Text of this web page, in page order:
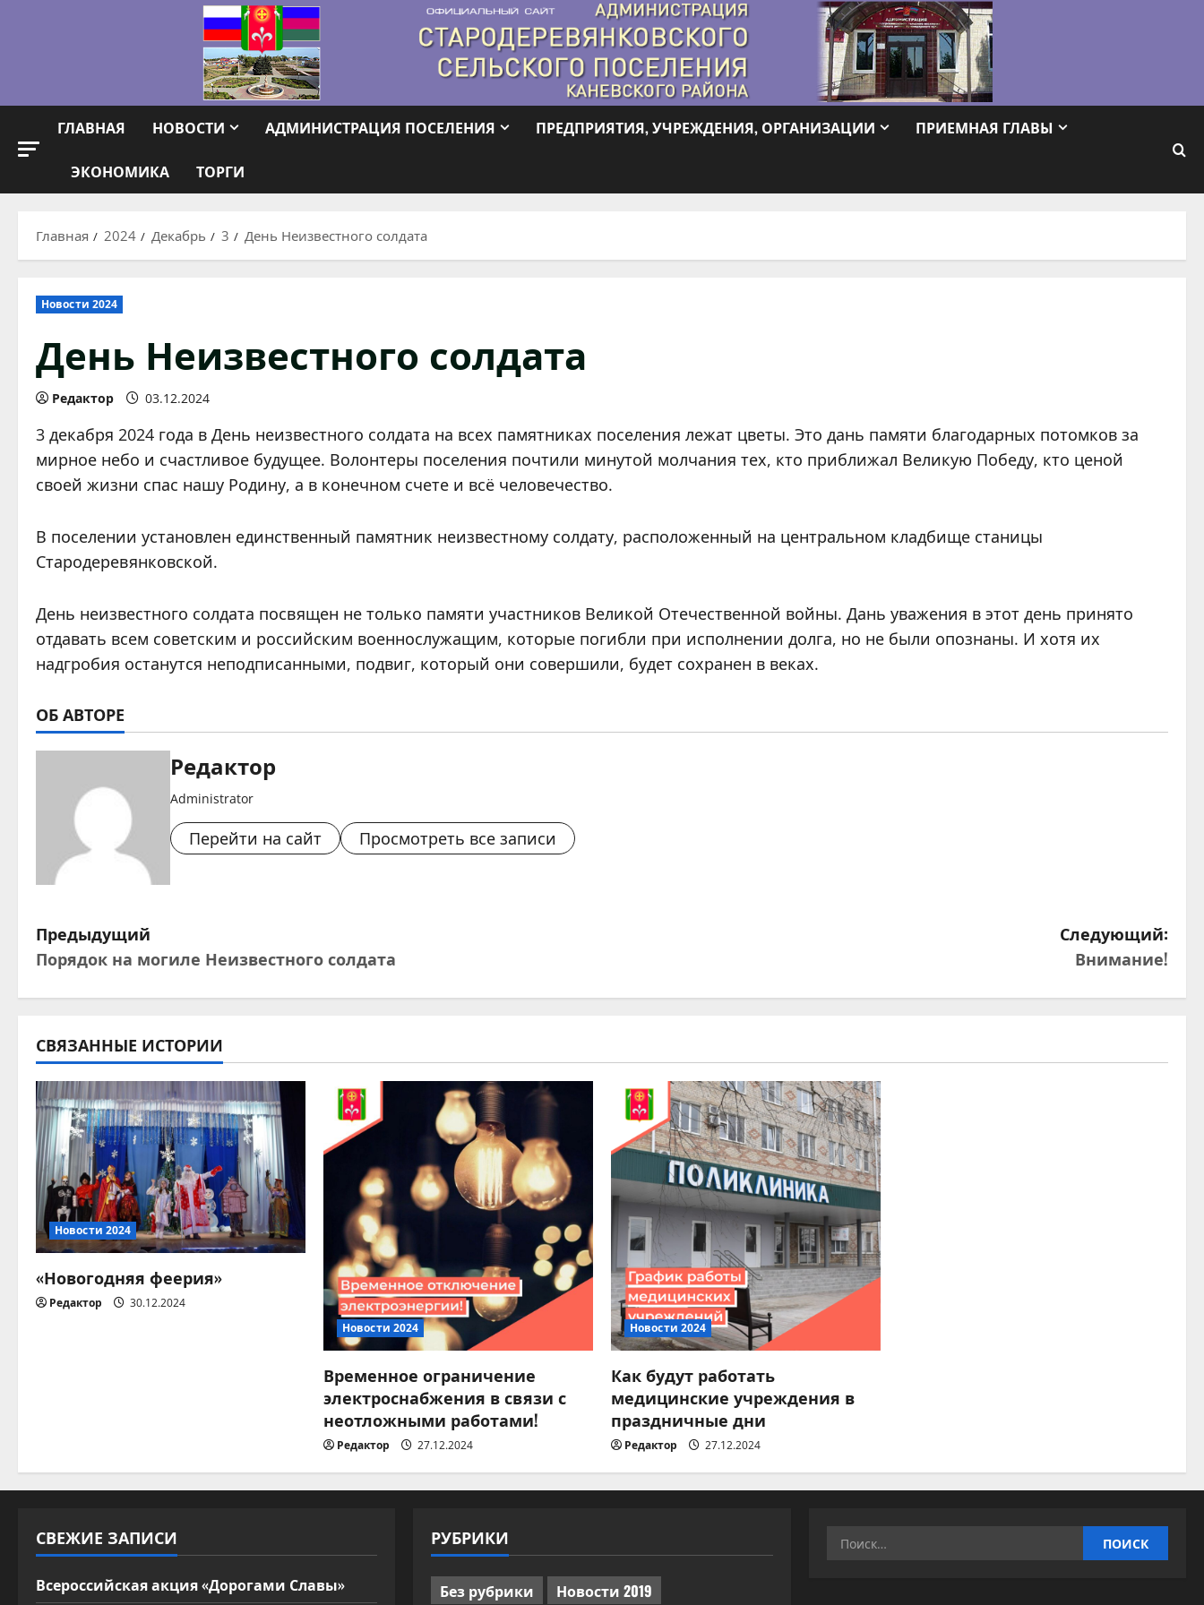
ГЛАВНАЯ НОВОСТИ АДМИНИСТРАЦИЯ ПОСЕЛЕНИЯ ПРЕДПРИЯТИЯ, УЧРЕЖДЕНИЯ, ОРГАНИЗАЦИИ ПРИЕМНАЯ ГЛАВЫ
ЭКОНОМИКА ТОРГИ
Главная 2024 Декабрь 3 День Неизвестного солдата
Новости 2024
День Неизвестного солдата
Редактор 03.12.2024
3 декабря 2024 года в День неизвестного солдата на всех памятниках поселения лежат цветы. Это дань памяти благодарных потомков за
мирное небо и счастливое будущее. Волонтеры поселения почтили минутой молчания тех, кто приближал Великую Победу, кто ценой
своей жизни спас нашу Родину, а в конечном счете и всё человечество.
В поселении установлен единственный памятник неизвестному солдату, расположенный на центральном кладбище станицы
Стародеревянковской.
День неизвестного солдата посвящен не только памяти участников Великой Отечественной войны. Дань уважения в этот день принято
отдавать всем советским и российским военнослужащим, которые погибли при исполнении долга, но не были опознаны. И хотя их
надгробия останутся неподписанными, подвиг, который они совершили, будет сохранен в веках.
ОБ АВТОРЕ
Редактор
Administrator
Перейти на сайт Просмотреть все записи
Н
а
в
и
г
а
ц
и
я
п
о
и
с
я
м
Предыдущий
Порядок на могиле Неизвестного солдата
Следующий:
Внимание!
СВЯЗАННЫЕ ИСТОРИИ
Новости 2024
«Новогодняя феерия»
Редактор
30.12.2024
Новости 2024
Временное ограничение
электроснабжения в связи с
неотложными работами!
Редактор 27.12.2024
Новости 2024
Как будут работать
медицинские учреждения в
праздничные дни
Редактор 27.12.2024
СВЕЖИЕ ЗАПИСИ
Всероссийская акция «Дорогами Славы»
РУБРИКИ
Без рубрики Новости 2019
Найти: